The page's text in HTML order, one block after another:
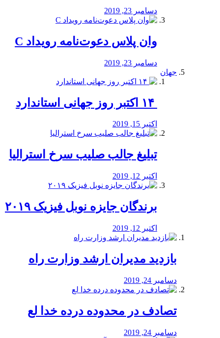
دسامبر 23, 2019
وان پلاس دعوت‌نامه رویداد C
دسامبر 23, 2019
جهان
اکتبر 15, 2019
تبلیغ جالب صلیب سرخ استرالیا
اکتبر 12, 2019
برندگان جایزه نوبل فیزیک ۲۰۱۹
اکتبر 12, 2019
بازدید مدیران ارشد وزارت راه
دسامبر 24, 2019
تصادف در محدوده درده خدا لع
دسامبر 24, 2019